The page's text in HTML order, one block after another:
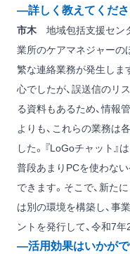
―詳しく教えてくださ
市木 地域包括支援セン
業所のケアマネジャーの
繁な連絡業務が発生しま
心でしたが、誤送信のリ
る資料もあるため、情報
よりも、これらの業務は
した。『LoGoチャット』
普段あまりPCを使わな
できます。そこで、新た
は別の環境を構築し、事
ントを発行して、令和7
―活用効果はいかがで